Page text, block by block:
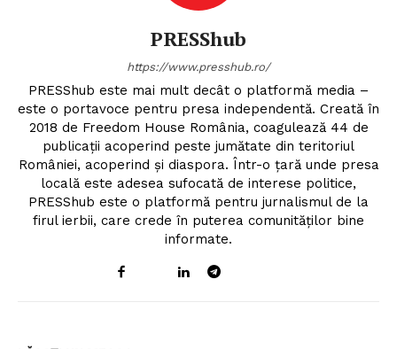
PRESShub
https://www.presshub.ro/
PRESShub este mai mult decât o platformă media –
este o portavoce pentru presa independentă. Creată în
2018 de Freedom House România, coagulează 44 de
publicații acoperind peste jumătate din teritoriul
României, acoperind și diaspora. Într-o țară unde presa
locală este adesea sufocată de interese politice,
PRESShub este o platformă pentru jurnalismul de la
firul ierbii, care crede în puterea comunităților bine
informate.